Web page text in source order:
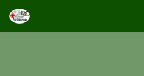
Zum